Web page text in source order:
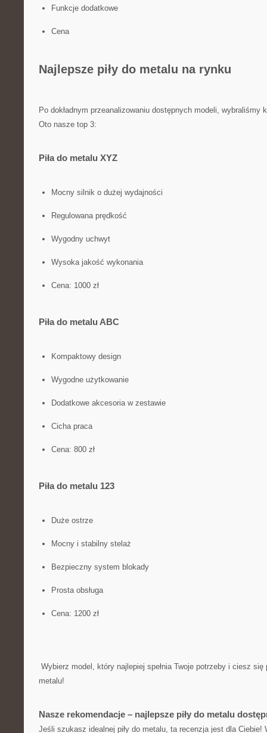
Funkcje ‍dodatkowe
Cena
Najlepsze piły⁤ do metalu na rynku
Po⁤ dokładnym przeanalizowaniu dostępnych ⁤modeli, wybraliśmy
Oto nasze top 3:
Piła do metalu ⁣XYZ
Mocny silnik o dużej wydajności
Regulowana ​prędkość
Wygodny uchwyt
Wysoka jakość wykonania
Cena: 1000 zł
Piła ⁢do metalu ABC
Kompaktowy ​design
Wygodne użytkowanie
Dodatkowe⁣ akcesoria w zestawie
Cicha ⁢praca
Cena:​ 800 ⁢zł
Piła do ‍metalu 123
Duże⁣ ostrze
Mocny i stabilny stelaż
Bezpieczny system blokady
Prosta obsługa
Cena: 1200 zł
Wybierz model, ‌który najlepiej spełnia Twoje‍ potrzeby i ciesz
‍metalu!
Nasze rekomendacje – ​najlepsze piły do metalu
Jeśli szukasz‍ idealnej piły ‍do metalu, ⁣ta⁢ recenzja⁣ jest dla Ciebie!